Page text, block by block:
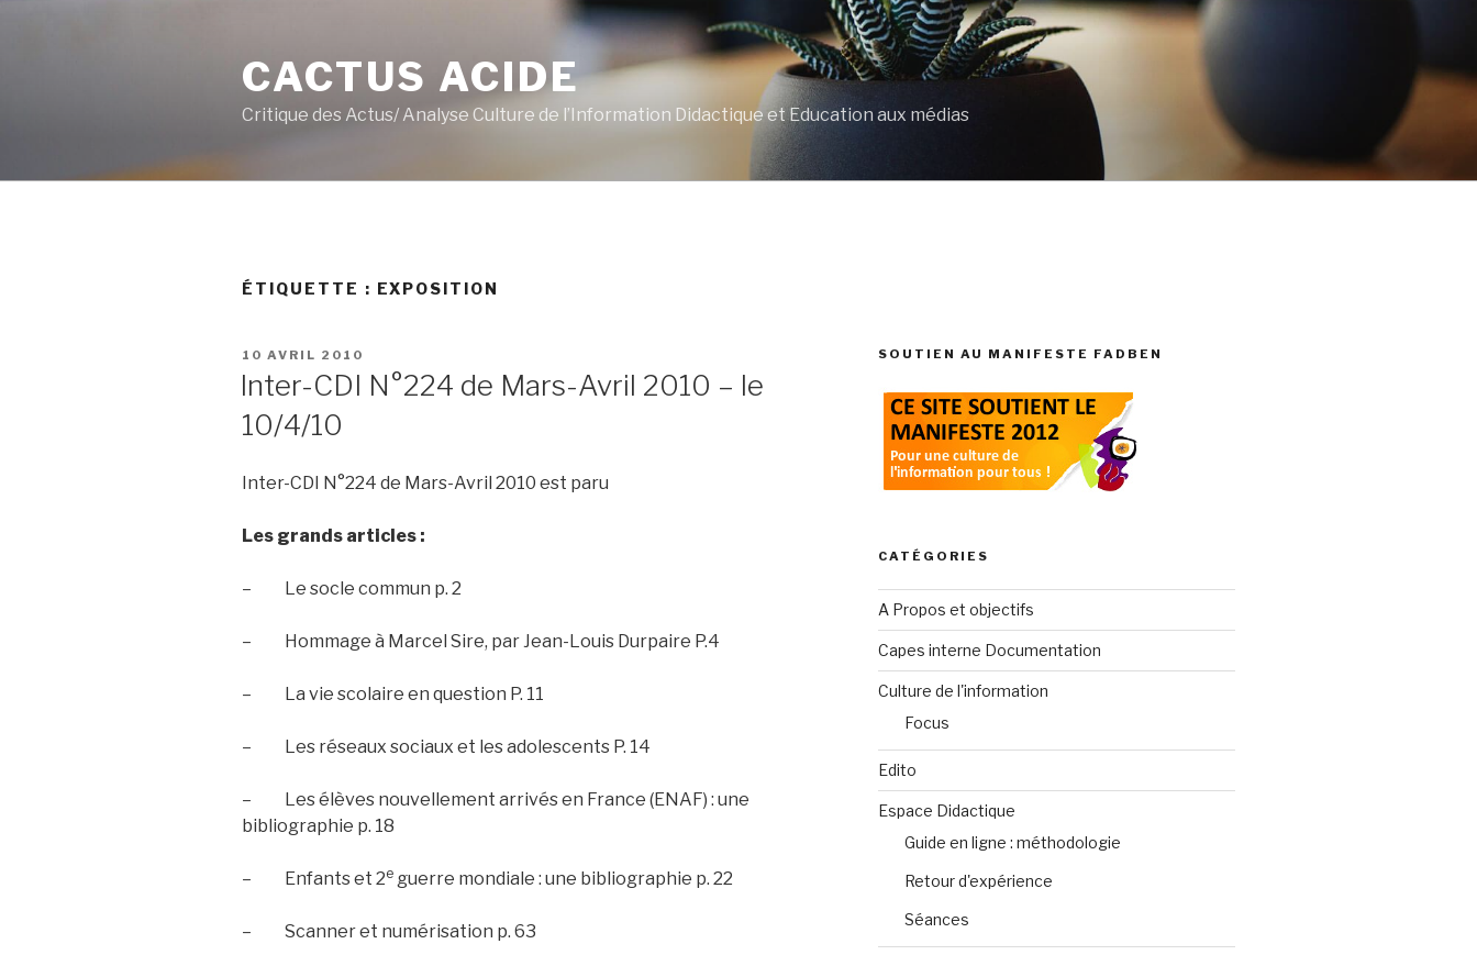
CACTUS ACIDE
Critique des Actus/ Analyse Culture de l’Information Didactique et Education aux médias
ÉTIQUETTE : EXPOSITION
PUBLIÉ
10 AVRIL 2010
Inter-CDI N°224 de Mars-Avril 2010 – le
10/4/10
Inter-CDI N°224 de Mars-Avril 2010 est paru
Les grands articles :
– Le socle commun p. 2
– Hommage à Marcel Sire, par Jean-Louis Durpaire P.4
– La vie scolaire en question P. 11
– Les réseaux sociaux et les adolescents P. 14
– Les élèves nouvellement arrivés en France (ENAF) : une
bibliographie p. 18
– Enfants et 2e guerre mondiale : une bibliographie p. 22
– Scanner et numérisation p. 63
SOUTIEN AU MANIFESTE FADBEN
CATÉGORIES
A Propos et objectifs
Capes interne Documentation
Culture de l'information
Focus
Edito
Espace Didactique
Guide en ligne : méthodologie
Retour d'expérience
Séances